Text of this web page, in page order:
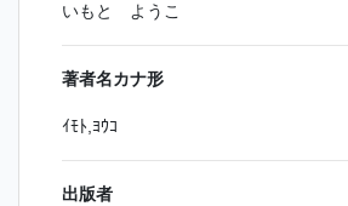
いもと ようこ
著者名カナ形
ｲﾓﾄ,ﾖｳｺ
出版者